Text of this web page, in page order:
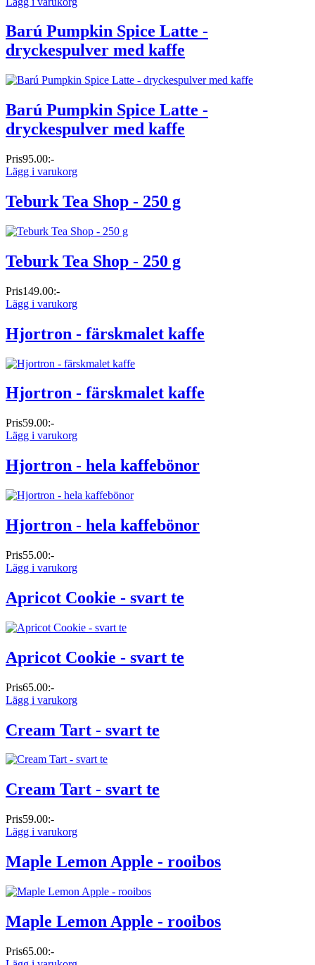
Barú Pumpkin Spice Latte -
dryckespulver med kaffe
Barú Pumpkin Spice Latte -
dryckespulver med kaffe
Pris95.00:-
Lägg i varukorg
Teburk Tea Shop - 250 g
Teburk Tea Shop - 250 g
Pris149.00:-
Lägg i varukorg
Hjortron - färskmalet kaffe
Hjortron - färskmalet kaffe
Pris59.00:-
Lägg i varukorg
Hjortron - hela kaffebönor
Hjortron - hela kaffebönor
Pris55.00:-
Lägg i varukorg
Apricot Cookie - svart te
Apricot Cookie - svart te
Pris65.00:-
Lägg i varukorg
Cream Tart - svart te
Cream Tart - svart te
Pris59.00:-
Lägg i varukorg
Maple Lemon Apple - rooibos
Maple Lemon Apple - rooibos
Pris65.00:-